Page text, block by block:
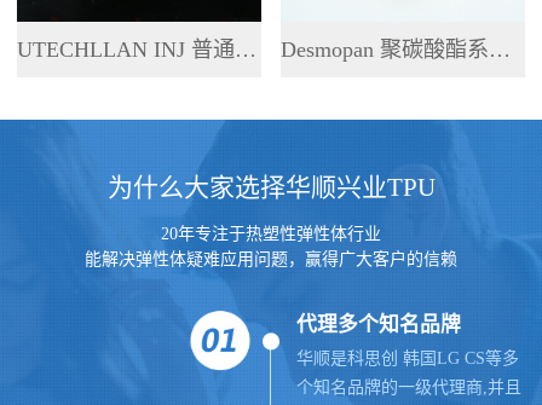
UTECHLLAN INJ 普通聚酯系列 TPU Desmopan 聚碳酸酯系列 TPU
为什么大家选择华顺兴业TPU
20年专注于热塑性弹性体行业
能解决弹性体疑难应用问题，赢得广大客户的信赖
代理多个知名品牌
华顺是科思创 韩国LG CS等多
个知名品牌的一级代理商,并且